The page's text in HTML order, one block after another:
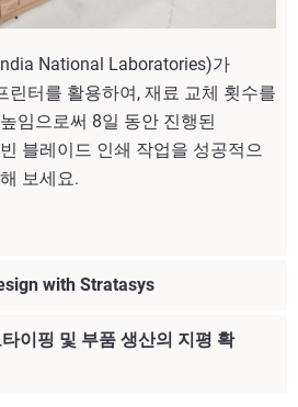
National Laboratories)가
린터를 활용하여, 재료 교체 횟수를
임으로써 8일 동안 진행된
블레이드 인쇄 작업을 성공적으
보세요.
with Stratasys
이핑 및 부품 생산의 지평 확